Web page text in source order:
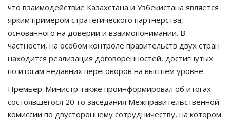
РАЗВЛЕЧЕНИЯ
OFFICIAL
Курултай
Язык
Қазақша Русский
что взаимодействие Казахстана и Узбекистана является
ярким примером стратегического партнерства,
основанного на доверии и взаимопонимании. В
частности, на особом контроле правительств двух стран
находится реализация договоренностей, достигнутых
по итогам недавних переговоров на высшем уровне.
Премьер-Министр также проинформировал об итогах
состоявшегося 20-го заседания Межправительственной
комиссии по двустороннему сотрудничеству, на котором